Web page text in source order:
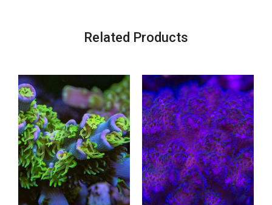
Related Products